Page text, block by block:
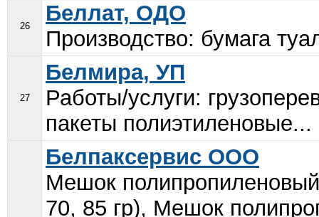
26
Беллат, ОДО
Производство: бумага
27
Белмира, УП
Работы/услуги:
пакеты полиэтиленовые...
Белпаксервис ООО
Мешок
70, 85 гр), Мешок